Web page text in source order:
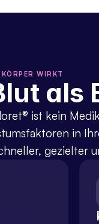
WIRKT
als
ist kein
in
gezielter